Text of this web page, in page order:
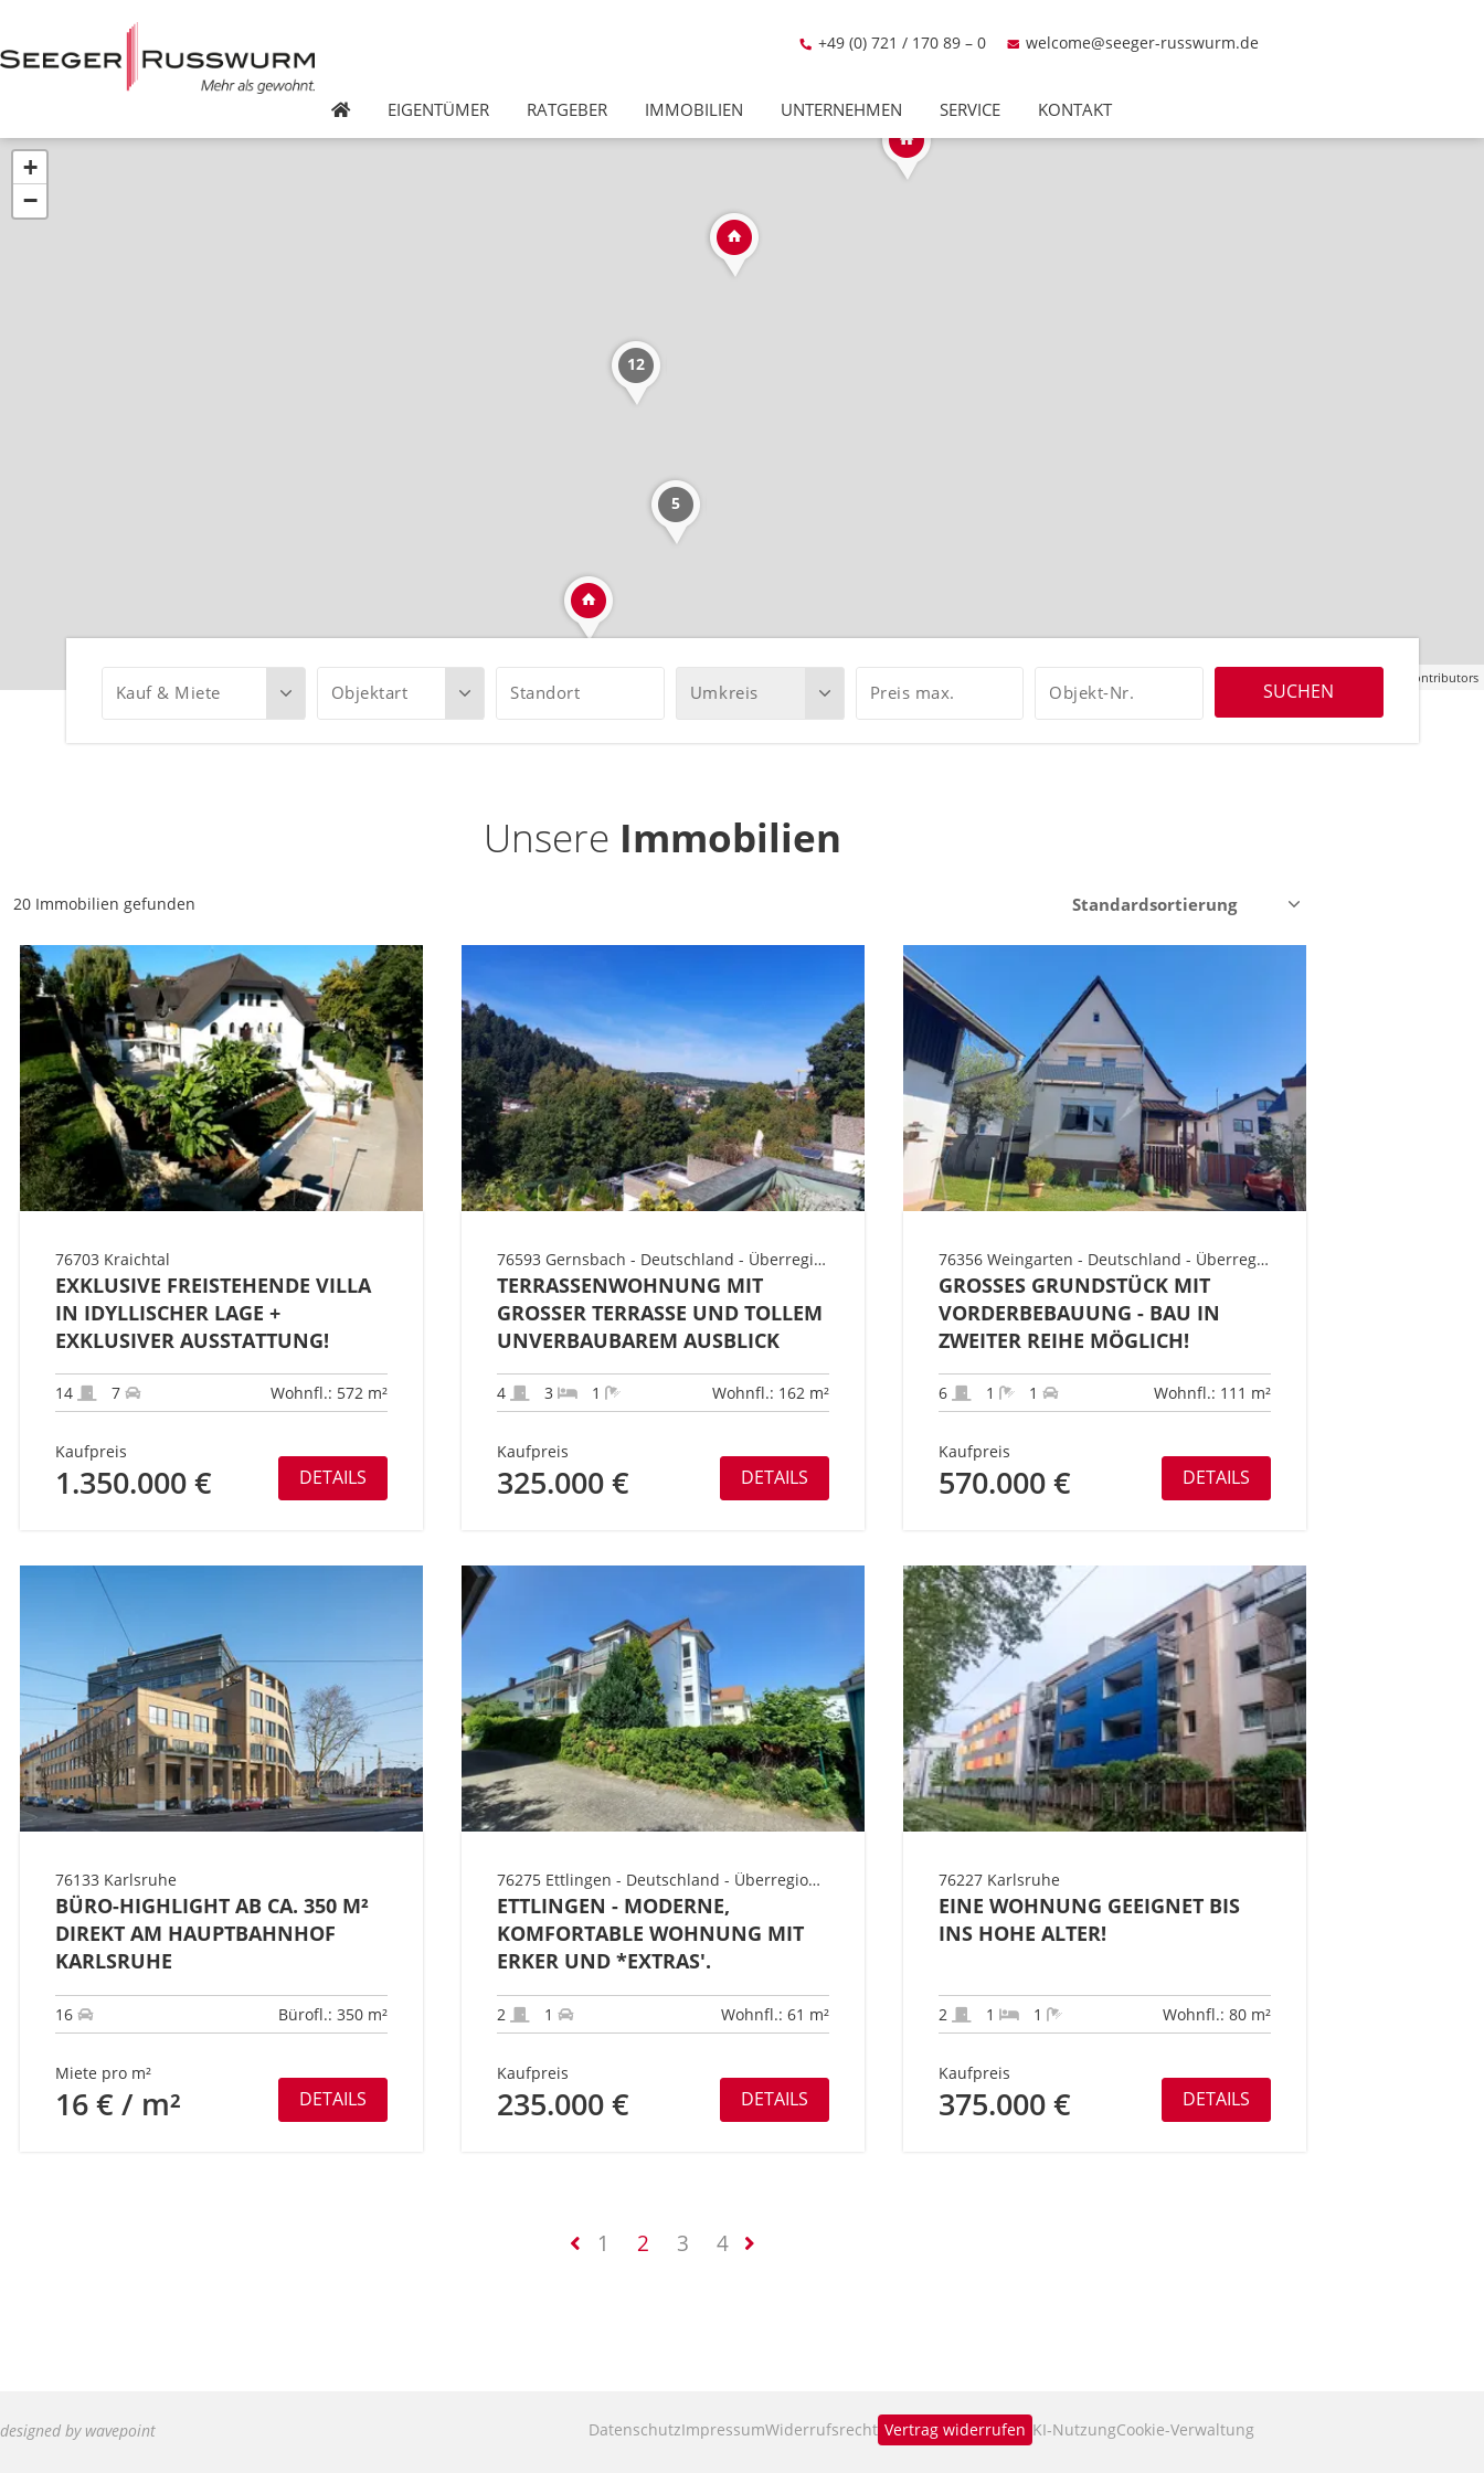
designed by wavepoint DatenschutzImpressumWiderrufsrecht Vertrag widerrufen KI‑NutzungCookie-Verwaltung
+49 (0) 721 / 170 89 – 0 welcome@seeger-russwurm.de
EIGENTÜMER RATGEBER IMMOBILIEN UNTERNEHMEN SERVICE KONTAKT
5
12
+
−
contributors
Kauf & Miete Objektart Standort Umkreis Preis max. Objekt-Nr. SUCHEN
Unsere Immobilien
20 Immobilien gefunden
76703 Kraichtal
EXKLUSIVE FREISTEHENDE VILLA
IN IDYLLISCHER LAGE +
EXKLUSIVER AUSSTATTUNG!
14 7 Wohnfl.: 572 m²
Kaufpreis
1.350.000 € DETAILS
76593 Gernsbach - Deutschland - Überregional Süd - Baden-Württemberg - Landkreis Rastatt - Gebiet Gernsbach
TERRASSENWOHNUNG MIT
GROSSER TERRASSE UND TOLLEM U
NVERBAUBAREM AUSBLICK
4 3 1 Wohnfl.: 162 m²
Kaufpreis
325.000 € DETAILS
76356 Weingarten - Deutschland - Überregional Süd - Baden-Württemberg - Landkreis Karlsruhe Nord - Gebiet Weingarten
GROSSES GRUNDSTÜCK MIT V
ORDERBEBAUUNG - BAU IN Z
WEITER REIHE MÖGLICH!
6 1 1 Wohnfl.: 111 m²
Kaufpreis
570.000 € DETAILS
76133 Karlsruhe
BÜRO-HIGHLIGHT AB CA. 350 M²
DIREKT AM HAUPTBAHNHOF
KARLSRUHE
16 Bürofl.: 350 m²
Miete pro m²
16 € / m² DETAILS
76275 Ettlingen - Deutschland - Überregional Süd - Baden-Württemberg - Landkreis Karlsruhe Süd - Gebiet Ettlingen
ETTLINGEN - MODERNE,
KOMFORTABLE WOHNUNG MIT
ERKER UND *EXTRAS'.
2 1 Wohnfl.: 61 m²
Kaufpreis
235.000 € DETAILS
76227 Karlsruhe
EINE WOHNUNG GEEIGNET BIS
INS HOHE ALTER!
2 1 1 Wohnfl.: 80 m²
Kaufpreis
375.000 € DETAILS
1 2 3 4